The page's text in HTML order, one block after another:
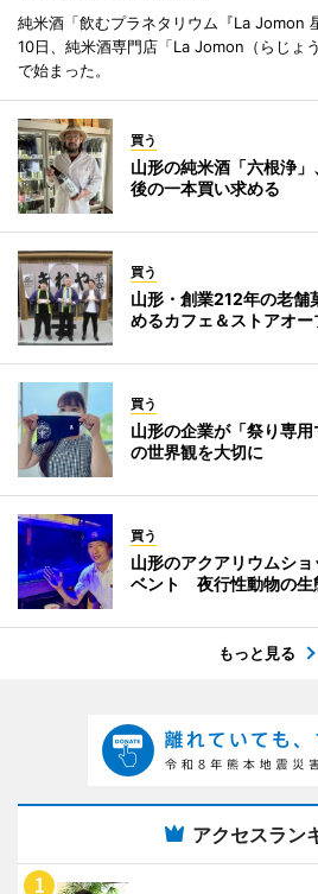
純米酒「飲むプラネタリウム『La Jomon
10日、純米酒専門店「La Jomon（らじょ
で始まった。
買う
山形の純米酒「六根浄
後の一本買い求める
買う
山形・創業212年の老舗
めるカフェ＆ストアオー
買う
山形の企業が「祭り専
の世界観を大切に
買う
山形のアクアリウムシ
ベント 夜行性動物の生
もっと見る
アクセスラン